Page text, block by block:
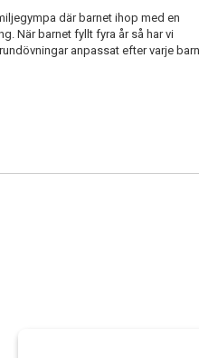
där barnet ihop med en
När barnet fyllt fyra år så har vi
anpassat efter varje